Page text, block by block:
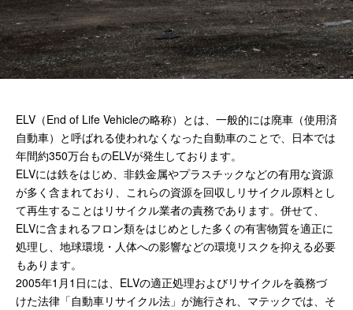
ELV（End of Life Vehicleの略称）とは、一般的には廃車（使用済
自動車）と呼ばれる使われなくなった自動車のことで、日本では
年間約350万台ものELVが発生しております。
ELVには鉄をはじめ、非鉄金属やプラスチックなどの有用な資源
が多く含まれており、これらの資源を回収しリサイクル原料とし
て再生することはリサイクル業者の責務であります。併せて、
ELVに含まれるフロン類をはじめとした多くの有害物質を適正に
処理し、地球環境・人体への影響などの環境リスクを抑える必要
もあります。
2005年1月1日には、ELVの適正処理およびリサイクルを義務づ
けた法律「自動車リサイクル法」が施行され、マテックでは、そ